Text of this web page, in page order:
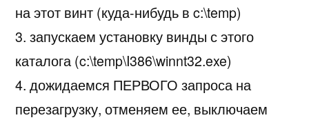
на этот винт (куда-нибудь в c:\temp)
3. запускаем установку винды с этого
каталога (c:\temp\I386\winnt32.exe)
4. дожидаемся ПЕРВОГО запроса на
перезагрузку, отменяем ее, выключаем